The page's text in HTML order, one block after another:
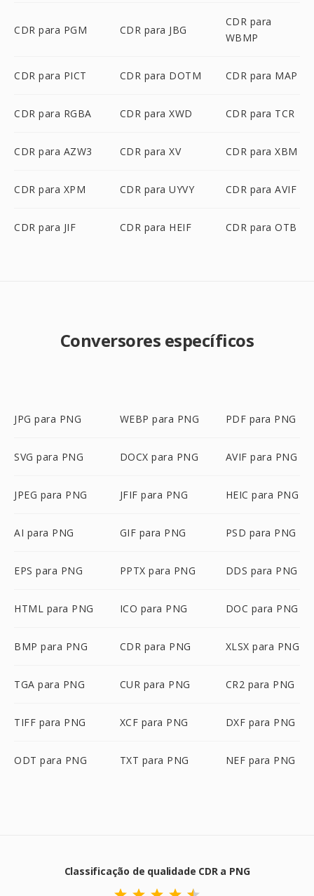
CDR para PGM CDR para JBG
CDR para
WBMP
CDR para PICT CDR para DOTM CDR para MAP
CDR para RGBA CDR para XWD CDR para TCR
CDR para AZW3 CDR para XV CDR para XBM
CDR para XPM CDR para UYVY CDR para AVIF
CDR para JIF CDR para HEIF CDR para OTB
Conversores específicos
JPG para PNG WEBP para PNG PDF para PNG
SVG para PNG DOCX para PNG AVIF para PNG
JPEG para PNG JFIF para PNG HEIC para PNG
AI para PNG GIF para PNG PSD para PNG
EPS para PNG PPTX para PNG DDS para PNG
HTML para PNG ICO para PNG DOC para PNG
BMP para PNG CDR para PNG XLSX para PNG
TGA para PNG CUR para PNG CR2 para PNG
TIFF para PNG XCF para PNG DXF para PNG
ODT para PNG TXT para PNG NEF para PNG
Classificação de qualidade CDR a PNG